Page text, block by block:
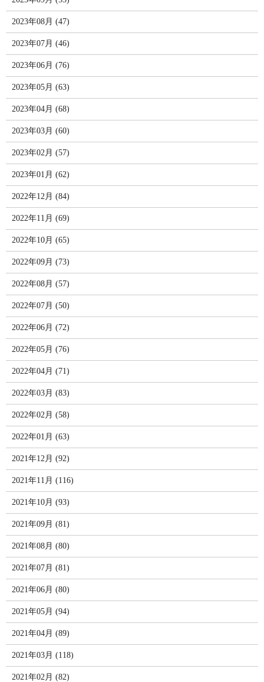
2023年08月 (47)
2023年07月 (46)
2023年06月 (76)
2023年05月 (63)
2023年04月 (68)
2023年03月 (60)
2023年02月 (57)
2023年01月 (62)
2022年12月 (84)
2022年11月 (69)
2022年10月 (65)
2022年09月 (73)
2022年08月 (57)
2022年07月 (50)
2022年06月 (72)
2022年05月 (76)
2022年04月 (71)
2022年03月 (83)
2022年02月 (58)
2022年01月 (63)
2021年12月 (92)
2021年11月 (116)
2021年10月 (93)
2021年09月 (81)
2021年08月 (80)
2021年07月 (81)
2021年06月 (80)
2021年05月 (94)
2021年04月 (89)
2021年03月 (118)
2021年02月 (82)